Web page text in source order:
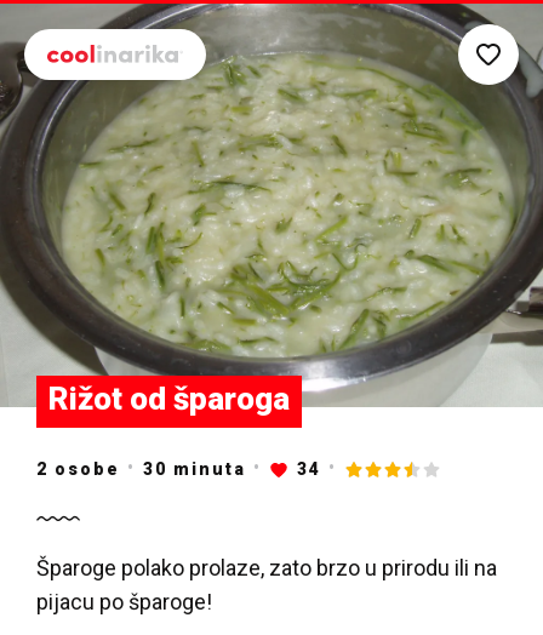
Preskoči na glavni sadržaj
Rižot od šparoga
2 osobe 30 minuta 34
Šparoge polako prolaze, zato brzo u prirodu ili na
pijacu po šparoge!